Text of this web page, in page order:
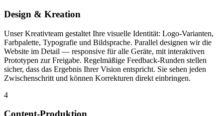
Design & Kreation
Unser Kreativteam gestaltet Ihre visuelle Identität: Logo-Varianten,
Farbpalette, Typografie und Bildsprache. Parallel designen wir die
Website im Detail — responsive für alle Geräte, mit interaktiven
Prototypen zur Freigabe. Regelmäßige Feedback-Runden stellen
sicher, dass das Ergebnis Ihrer Vision entspricht. Sie sehen jeden
Zwischenschritt und können Korrekturen direkt einbringen.
4